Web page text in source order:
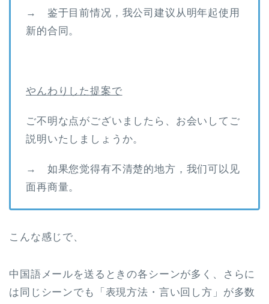
→ 鉴于目前情况，我公司建议从明年起使用
新的合同。
やんわりした提案で
ご不明な点がございましたら、お会いしてご
説明いたしましょうか。
→ 如果您觉得有不清楚的地方，我们可以见
面再商量。
こんな感じで、
中国語メールを送るときの各シーンが多く、さらに
は同じシーンでも「表現方法・言い回し方」が多数